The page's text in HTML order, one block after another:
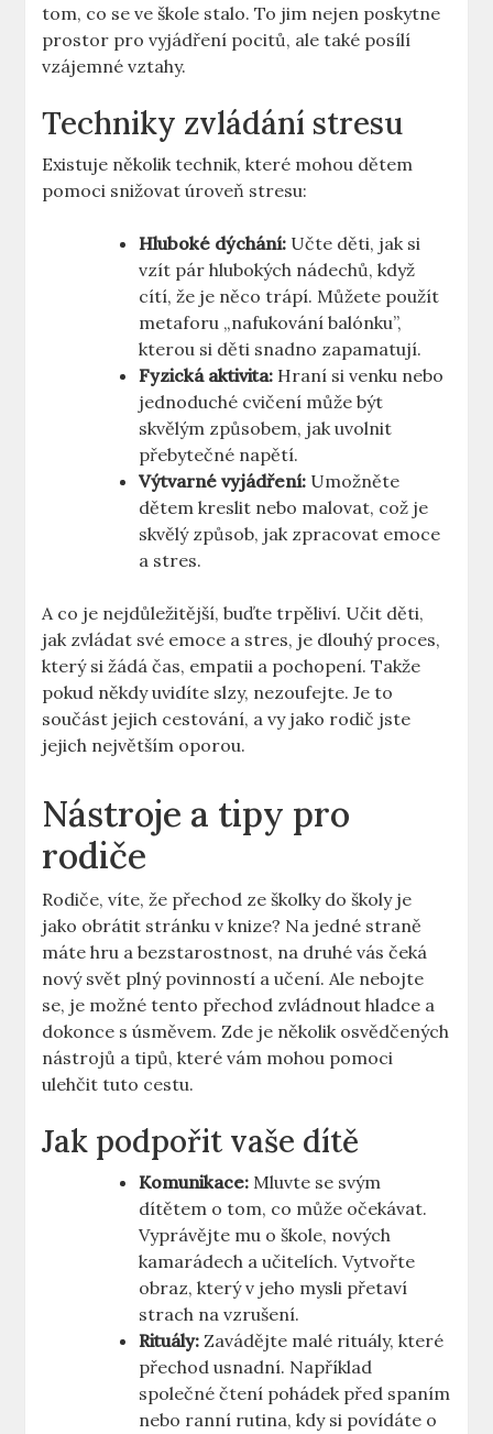
tom, co se ve škole stalo. To jim nejen poskytne
prostor pro vyjádření pocitů, ale také posílí
vzájemné vztahy.
Techniky zvládání stresu
Existuje několik technik, které mohou dětem
pomoci snižovat úroveň stresu:
Hluboké dýchání: Učte děti, jak si
vzít pár hlubokých nádechů, když
cítí, že je něco trápí. Můžete použít
metaforu „nafukování balónku”,
kterou si děti snadno zapamatují.
Fyzická aktivita: Hraní si venku nebo
jednoduché cvičení může být
skvělým způsobem, jak uvolnit
přebytečné napětí.
Výtvarné vyjádření: Umožněte
dětem kreslit nebo malovat, což je
skvělý způsob, jak zpracovat emoce
a stres.
A co je nejdůležitější, buďte trpěliví. Učit děti,
jak zvládat své emoce a stres, je dlouhý proces,
který si žádá čas, empatii a pochopení. Takže
pokud někdy uvidíte slzy, nezoufejte. Je to
součást jejich cestování, a vy jako rodič jste
jejich největším oporou.
Nástroje a tipy pro
rodiče
Rodiče, víte, že přechod ze školky do školy je
jako obrátit stránku v knize? Na jedné straně
máte hru a bezstarostnost, na druhé vás čeká
nový svět plný povinností a učení. Ale nebojte
se, je možné tento přechod zvládnout hladce a
dokonce s úsměvem. Zde je několik osvědčených
nástrojů a tipů, které vám mohou pomoci
ulehčit tuto cestu.
Jak podpořit vaše dítě
Komunikace: Mluvte se svým
dítětem o tom, co může očekávat.
Vyprávějte mu o škole, nových
kamarádech a učitelích. Vytvořte
obraz, který v jeho mysli přetaví
strach na vzrušení.
Rituály: Zavádějte malé rituály, které
přechod usnadní. Například
společné čtení pohádek před spaním
nebo ranní rutina, kdy si povídáte o